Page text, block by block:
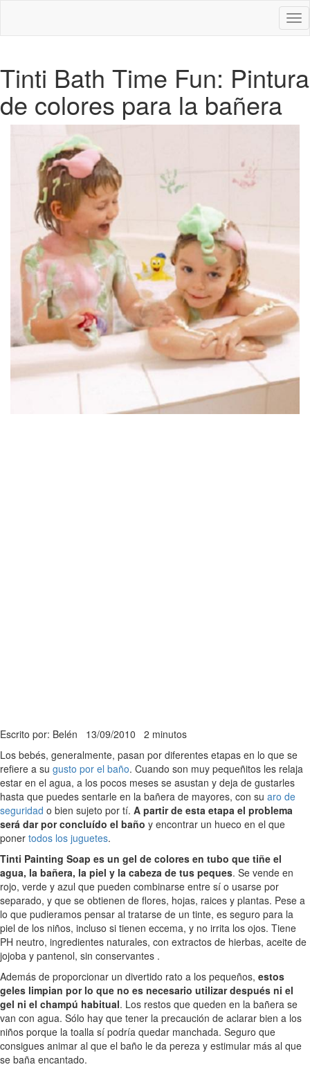
Tinti Bath Time Fun: Pintura
de colores para la bañera
Escrito por: Belén 13/09/2010 2 minutos
Los bebés, generalmente, pasan por diferentes etapas en lo que se
refiere a su gusto por el baño. Cuando son muy pequeñitos les relaja
estar en el agua, a los pocos meses se asustan y deja de gustarles
hasta que puedes sentarle en la bañera de mayores, con su aro de
seguridad o bien sujeto por tí. A partir de esta etapa el problema
será dar por concluído el baño y encontrar un hueco en el que
poner todos los juguetes.
Tinti Painting Soap es un gel de colores en tubo que tiñe el
agua, la bañera, la piel y la cabeza de tus peques. Se vende en
rojo, verde y azul que pueden combinarse entre sí o usarse por
separado, y que se obtienen de flores, hojas, raices y plantas. Pese a
lo que pudieramos pensar al tratarse de un tinte, es seguro para la
piel de los niños, incluso si tienen eccema, y no irrita los ojos. Tiene
PH neutro, ingredientes naturales, con extractos de hierbas, aceite de
jojoba y pantenol, sin conservantes .
Además de proporcionar un divertido rato a los pequeños, estos
geles limpian por lo que no es necesario utilizar después ni el
gel ni el champú habitual. Los restos que queden en la bañera se
van con agua. Sólo hay que tener la precaución de aclarar bien a los
niños porque la toalla sí podría quedar manchada. Seguro que
consigues animar al que el baño le da pereza y estimular más al que
se baña encantado.